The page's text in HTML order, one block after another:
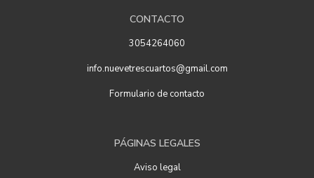
CONTACTO
3054264060
info.nuevetrescuartos@gmail.com
Formulario de contacto
PÁGINAS LEGALES
Aviso legal